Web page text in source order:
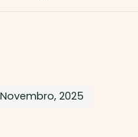
2025